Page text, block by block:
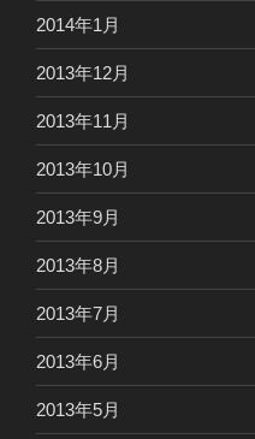
2014年1月
2013年12月
2013年11月
2013年10月
2013年9月
2013年8月
2013年7月
2013年6月
2013年5月